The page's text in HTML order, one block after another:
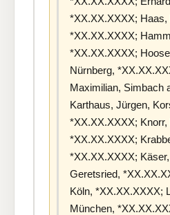
*XX.XX.XXXX;
*XX.XX.XXXX;
*XX.XX.XXXX;
Nürnberg,
Maximilian, Simbach
Karthaus, Jürgen,
*XX.XX.XXXX;
*XX.XX.XXXX;
*XX.XX.XXXX;
Geretsried,
Köln, *XX.XX.XXXX;
München,